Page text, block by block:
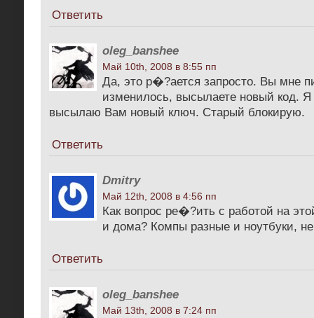
Ответить
oleg_banshee
Май 10th, 2008 в 8:55 пп
Да, это р�?ается запросто. Вы мне
изменилось, высылаете новый код.
высылаю Вам новый ключ. Старый блокирую.
Ответить
Dmitry
Май 12th, 2008 в 4:56 пп
Как вопрос ре�?ить с работой на
и дома? Компы разные и ноутбуки,
Ответить
oleg_banshee
Май 13th, 2008 в 7:24 пп